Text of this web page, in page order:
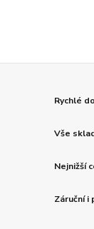
Rychlé
Vše
Nejnižší
Záruční i